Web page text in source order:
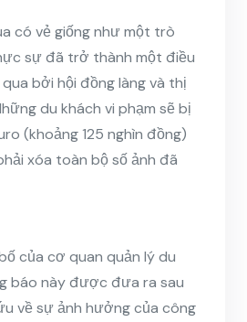
có vẻ giống như một trò
sự đã trở thành một điều
bởi hội đồng làng và thị
du khách vi phạm sẽ bị
(khoảng 125 nghìn đồng)
xóa toàn bộ số ảnh đã
của cơ quan quản lý du
báo này được đưa ra sau
về sự ảnh hưởng của công